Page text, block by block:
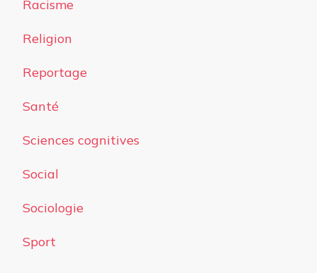
Racisme
Religion
Reportage
Santé
Sciences cognitives
Social
Sociologie
Sport